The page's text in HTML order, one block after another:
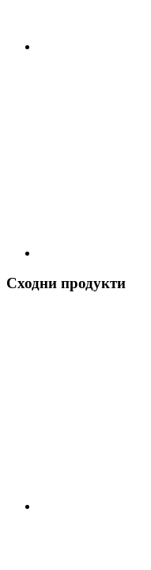
Сходни продукти